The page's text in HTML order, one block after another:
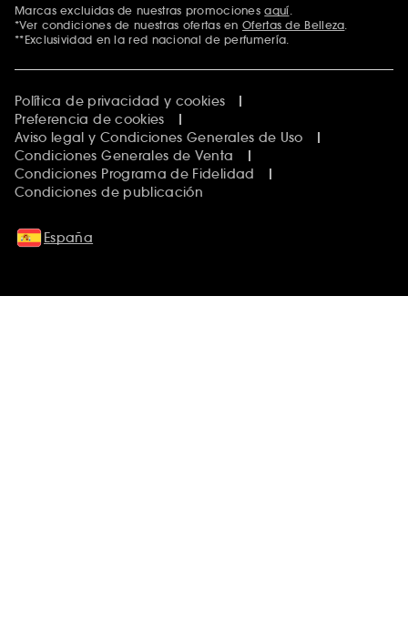
Marcas excluidas de nuestras promocionesaquí
*Ver condiciones de nuestras ofertas en Ofertas de Belleza
**Exclusividad en la red nacional de perfumería.
Política de privacidad y cookies
Preferencia de cookies
Aviso legal y Condiciones Generales de Uso
Condiciones Generales de Venta
Condiciones Programa de Fidelidad
Condiciones de publicación
España